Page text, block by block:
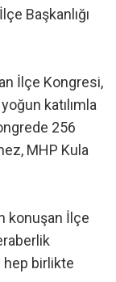
Başkanlığı
İlçe Kongresi,
katılımla
256
MHP Kula
konuşan İlçe
hep birlikte